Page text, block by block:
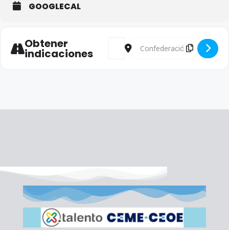
GOOGLECAL
Obtener
indicaciones
Address - JUNTA DIRECTIVA
Destination Address -